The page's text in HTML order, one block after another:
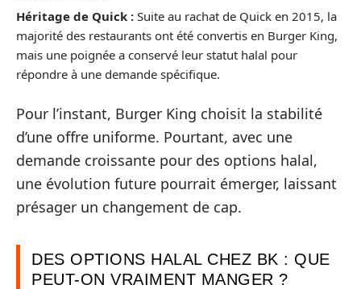
Héritage de Quick : Suite au rachat de Quick en 2015, la
majorité des restaurants ont été convertis en Burger King,
mais une poignée a conservé leur statut halal pour
répondre à une demande spécifique.
Pour l’instant, Burger King choisit la stabilité
d’une offre uniforme. Pourtant, avec une
demande croissante pour des options halal,
une évolution future pourrait émerger, laissant
présager un changement de cap.
DES OPTIONS HALAL CHEZ BK : QUE
PEUT-ON VRAIMENT MANGER ?